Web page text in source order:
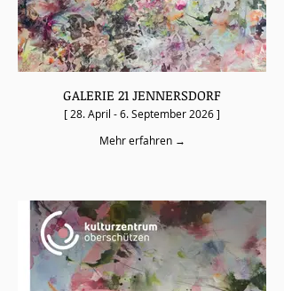
GALERIE 21 JENNERSDORF
[ 28. April - 6. September 2026 ]
Mehr erfahren →